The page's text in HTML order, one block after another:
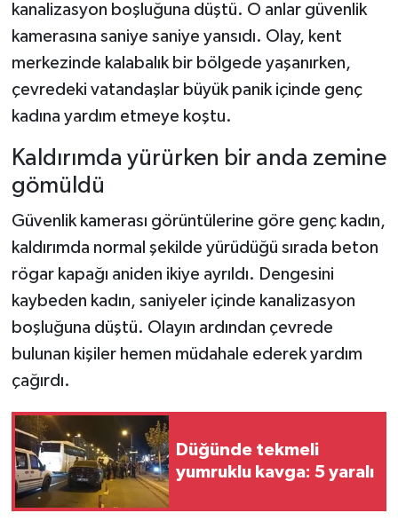
kanalizasyon boşluğuna düştü. O anlar güvenlik
kamerasına saniye saniye yansıdı. Olay, kent
merkezinde kalabalık bir bölgede yaşanırken,
çevredeki vatandaşlar büyük panik içinde genç
kadına yardım etmeye koştu.
Kaldırımda yürürken bir anda zemine
gömüldü
Güvenlik kamerası görüntülerine göre genç kadın,
kaldırımda normal şekilde yürüdüğü sırada beton
rögar kapağı aniden ikiye ayrıldı. Dengesini
kaybeden kadın, saniyeler içinde kanalizasyon
boşluğuna düştü. Olayın ardından çevrede
bulunan kişiler hemen müdahale ederek yardım
çağırdı.
Düğünde tekmeli
yumruklu kavga: 5 yaralı
Yaşam
KAHRAMANMARAŞ